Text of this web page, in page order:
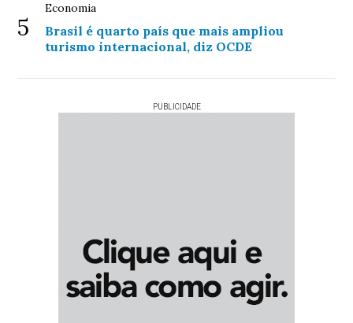
5
Economia
Brasil é quarto país que mais ampliou
turismo internacional, diz OCDE
PUBLICIDADE